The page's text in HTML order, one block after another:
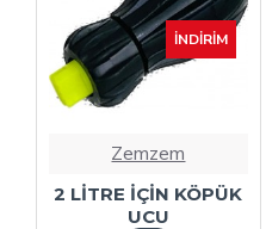
İNDIRIM
Zemzem
2 LİTRE İÇİN KÖPÜK
UCU